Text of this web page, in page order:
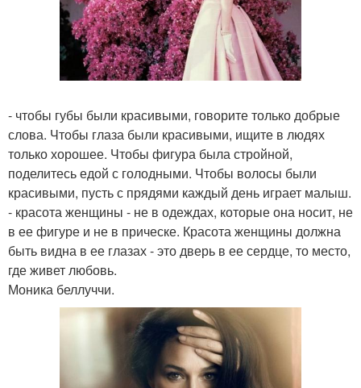
- чтобы губы были красивыми, говорите только добрые
слова. Чтобы глаза были красивыми, ищите в людях
только хорошее. Чтобы фигура была стройной,
поделитесь едой с голодными. Чтобы волосы были
красивыми, пусть с прядями каждый день играет малыш.
- красота женщины - не в одеждах, которые она носит, не
в ее фигуре и не в прическе. Красота женщины должна
быть видна в ее глазах - это дверь в ее сердце, то место,
где живет любовь.
Моника беллуччи.